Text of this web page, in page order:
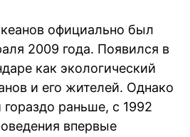
официально был
2009 года. Появился в
как экологический
и его жителей. Однако
гораздо раньше, с 1992
впервые